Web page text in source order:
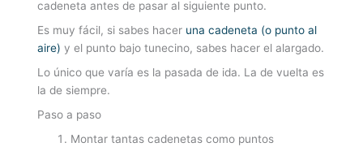
cadeneta antes de pasar al siguiente punto.
Es muy fácil, si sabes hacer una cadeneta (o punto al
aire) y el punto bajo tunecino, sabes hacer el alargado.
Lo único que varía es la pasada de ida. La de vuelta es
la de siempre.
Paso a paso
Montar tantas cadenetas como puntos